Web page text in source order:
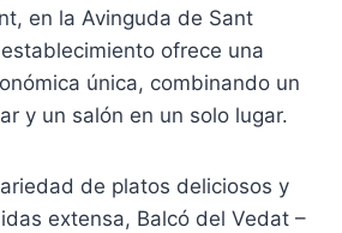
en la Avinguda de Sant
ofrece una
única, combinando un
y un salón en un solo lugar.
de platos deliciosos y
extensa, Balcó del Vedat –